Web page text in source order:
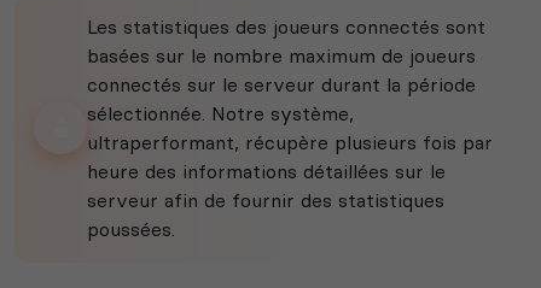
Les statistiques des joueurs connectés sont
basées sur le nombre maximum de joueurs
connectés sur le serveur durant la période
sélectionnée. Notre système,
ultraperformant, récupère plusieurs fois par
heure des informations détaillées sur le
serveur afin de fournir des statistiques
poussées.